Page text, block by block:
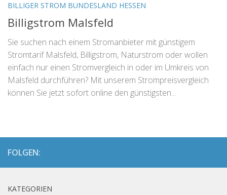
BILLIGER STROM BUNDESLAND HESSEN
Billigstrom Malsfeld
Sie suchen nach einem Stromanbieter mit günstigem
Stromtarif Malsfeld, Billigstrom, Naturstrom oder wollen
einfach nur einen Stromvergleich in oder im Umkreis von
Malsfeld durchführen? Mit unserem Strompreisvergleich
können Sie jetzt sofort online den günstigsten...
FOLGEN:
KATEGORIEN